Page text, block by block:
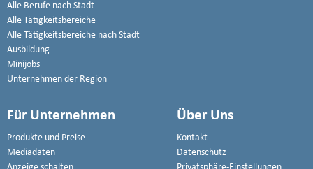
Alle Berufe nach Stadt
Alle Tätigkeitsbereiche
Alle Tätigkeitsbereiche nach Stadt
Ausbildung
Minijobs
Unternehmen der Region
Für Unternehmen
Produkte und Preise
Mediadaten
Über Uns
Kontakt
Datenschutz